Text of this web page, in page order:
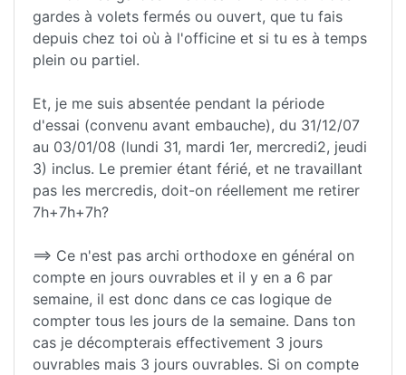
gardes à volets fermés ou ouvert, que tu fais
depuis chez toi où à l'officine et si tu es à temps
plein ou partiel.
Et, je me suis absentée pendant la période
d'essai (convenu avant embauche), du 31/12/07
au 03/01/08 (lundi 31, mardi 1er, mercredi2, jeudi
3) inclus. Le premier étant férié, et ne travaillant
pas les mercredis, doit-on réellement me retirer
7h+7h+7h?
==> Ce n'est pas archi orthodoxe en général on
compte en jours ouvrables et il y en a 6 par
semaine, il est donc dans ce cas logique de
compter tous les jours de la semaine. Dans ton
cas je décompterais effectivement 3 jours
ouvrables mais 3 jours ouvrables. Si on compte